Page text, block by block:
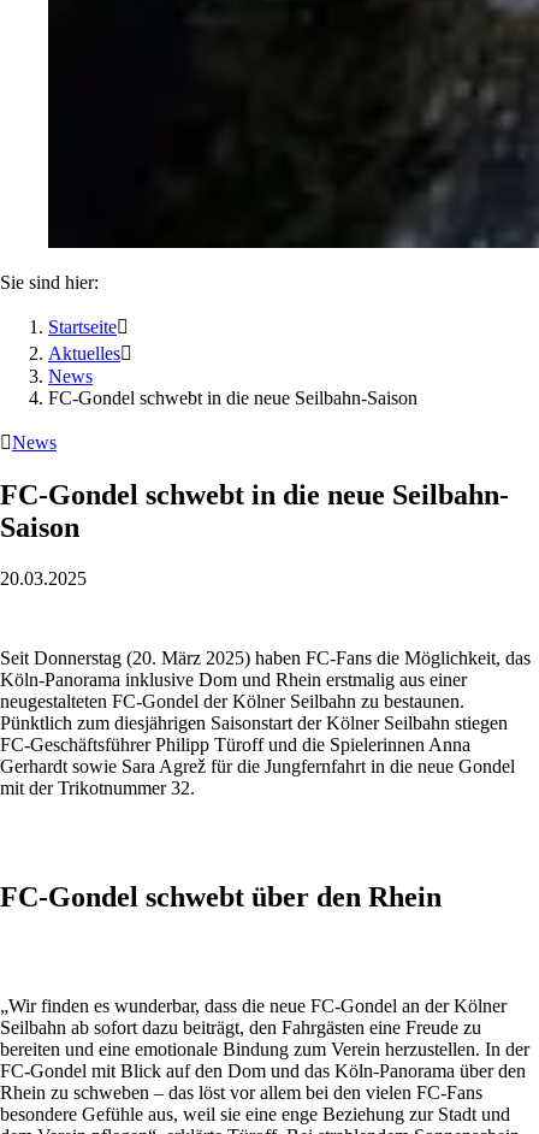
Sie sind hier:
Startseite
Aktuelles
News
FC-Gondel schwebt in die neue Seilbahn-Saison
News
FC-Gondel schwebt in die neue Seilbahn-
Saison
20.03.2025
Seit Donnerstag (20. März 2025) haben FC-Fans die Möglichkeit, das
Köln-Panorama inklusive Dom und Rhein erstmalig aus einer
neugestalteten FC-Gondel der Kölner Seilbahn zu bestaunen.
Pünktlich zum diesjährigen Saisonstart der Kölner Seilbahn stiegen
FC-Geschäftsführer Philipp Türoff und die Spielerinnen Anna
Gerhardt sowie Sara Agrež für die Jungfernfahrt in die neue Gondel
mit der Trikotnummer 32.
FC-Gondel schwebt über den Rhein
„Wir finden es wunderbar, dass die neue FC-Gondel an der Kölner
Seilbahn ab sofort dazu beiträgt, den Fahrgästen eine Freude zu
bereiten und eine emotionale Bindung zum Verein herzustellen. In der
FC-Gondel mit Blick auf den Dom und das Köln-Panorama über den
Rhein zu schweben – das löst vor allem bei den vielen FC-Fans
besondere Gefühle aus, weil sie eine enge Beziehung zur Stadt und